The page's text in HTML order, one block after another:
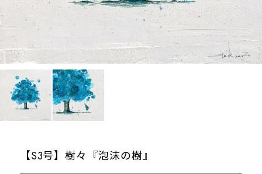
【S3号】樹々『泡沫の樹』